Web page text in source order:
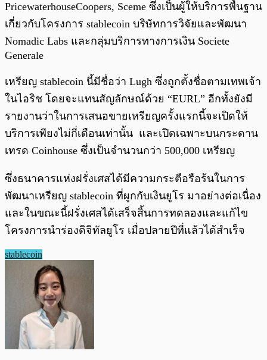
PricewaterhouseCoopers, Sceme ซึ่งเป็นผู้ให้บริการพื้นฐาน
เกี่ยวกับโครงการ stablecoin บริษัทการวิจัยและพัฒนา
Nomadic Labs และกลุ่มบริการทางการเงิน Societe
Generale
เหรียญ stablecoin นี้มีชื่อว่า Lugh ซึ่งถูกตั้งชื่อตามเทพเจ้า
ในไอริช โดยจะแทนสัญลักษณ์ด้วย “EURL” อีกทั้งยังมี
รายงานว่าในการเสนอขายเหรียญครั้งแรกนี้จะเปิดให้
บริการเพียงไม่กี่เดือนเท่านั้น และเปิดเฉพาะบนกระดาน
เทรด Coinhouse ซึ่งเป็นจำนวนกว่า 500,000 เหรียญ
ซึ่งธนาคารแห่งฝรั่งเศสได้มีความกระตือรือร้นในการ
พัฒนาเหรียญ stablecoin ที่ผูกกับเงินยูโร มาอย่างต่อเนื่อง
และในขณะนี้ฝรั่งเศสได้เสร็จสิ้นการทดลองและแก้ไข
โครงการนำร่องดิจิทัลยูโร เมื่อปลายปีที่แล้วได้สำเร็จ
stablecoin